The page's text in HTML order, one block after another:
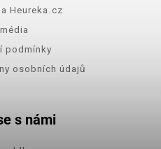
Heureka.cz
podmínky
osobních údajů
s námi